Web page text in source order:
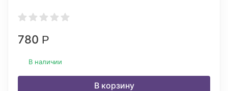
780 Р
В наличии
В корзину